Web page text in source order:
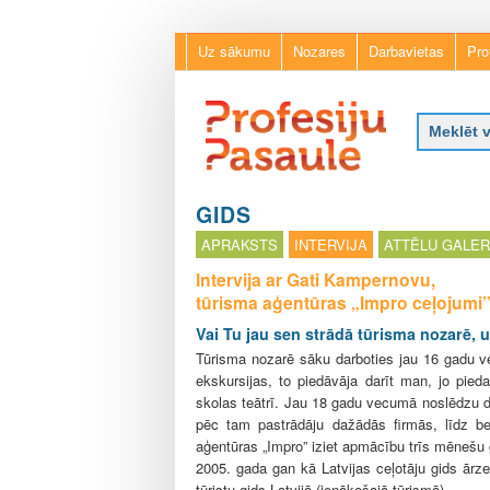
Uz sākumu Nozares Darbavietas
r
o
f
e
s
i
j
u
p
a
s
a
u
GIDS
APRAKSTS INTERVIJA ATTĒLU
Intervija ar Gati Kampernovu,
tūrisma aģentūras „Impro
Vai Tu jau sen strādā tūrisma nozarē,
Tūrisma nozarē sāku darboties jau 16 gadu
ekskursijas, to piedāvāja darīt man, jo
skolas teātrī. Jau 18 gadu vecumā noslēdzu
pēc tam pastrādāju dažādās firmās, līdz
aģentūras „Impro” iziet apmācību trīs
2005. gada gan kā Latvijas ceļotāju gids